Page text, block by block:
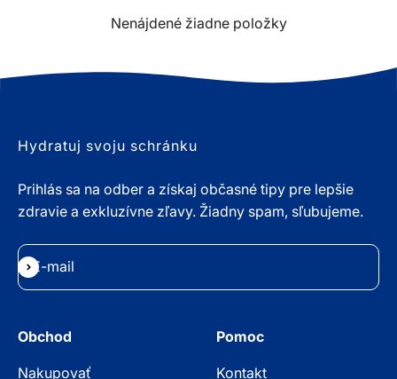
Nenájdené žiadne položky
Hydratuj svoju schránku
Prihlás sa na odber a získaj občasné tipy pre lepšie
zdravie a exkluzívne zľavy. Žiadny spam, sľubujeme.
E-mail
Odoberať
Obchod
Nakupovať
Pomoc
Kontakt